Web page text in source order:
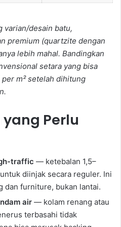
varian/desain batu,
premium (quartzite dengan
lebih mahal. Bandingkan
setara yang bisa
m² setelah dihitung
Perlu
traffic — ketebalan 1,5–
diinjak secara reguler. Ini
dan furniture, bukan lantai.
air — kolam renang atau
terbasahi tidak